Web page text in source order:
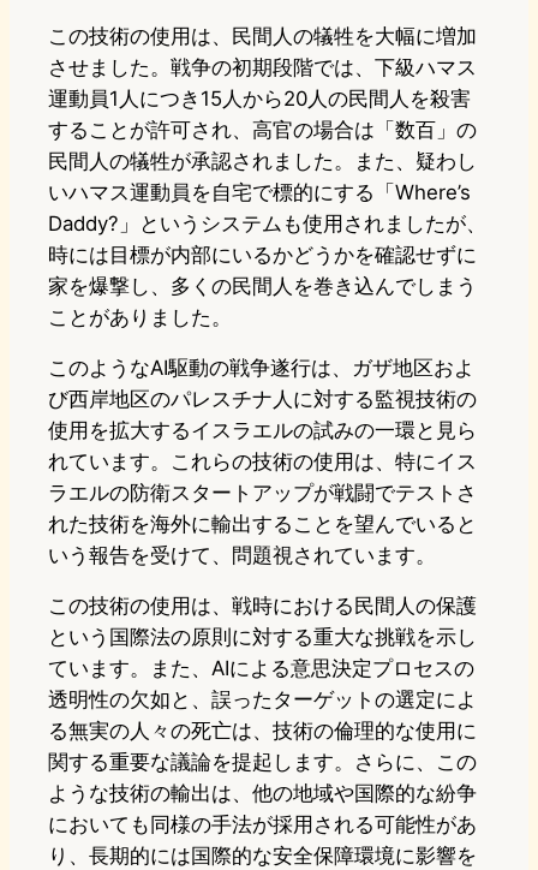
この技術の使用は、民間人の犠牲を大幅に増加
させました。戦争の初期段階では、下級ハマス
運動員1人につき15人から20人の民間人を殺害
することが許可され、高官の場合は「数百」の
民間人の犠牲が承認されました。また、疑わし
いハマス運動員を自宅で標的にする「Where’s
Daddy?」というシステムも使用されましたが、
時には目標が内部にいるかどうかを確認せずに
家を爆撃し、多くの民間人を巻き込んでしまう
ことがありました。
このようなAI駆動の戦争遂行は、ガザ地区およ
び西岸地区のパレスチナ人に対する監視技術の
使用を拡大するイスラエルの試みの一環と見ら
れています。これらの技術の使用は、特にイス
ラエルの防衛スタートアップが戦闘でテストさ
れた技術を海外に輸出することを望んでいると
いう報告を受けて、問題視されています。
この技術の使用は、戦時における民間人の保護
という国際法の原則に対する重大な挑戦を示し
ています。また、AIによる意思決定プロセスの
透明性の欠如と、誤ったターゲットの選定によ
る無実の人々の死亡は、技術の倫理的な使用に
関する重要な議論を提起します。さらに、この
ような技術の輸出は、他の地域や国際的な紛争
においても同様の手法が採用される可能性があ
り、長期的には国際的な安全保障環境に影響を